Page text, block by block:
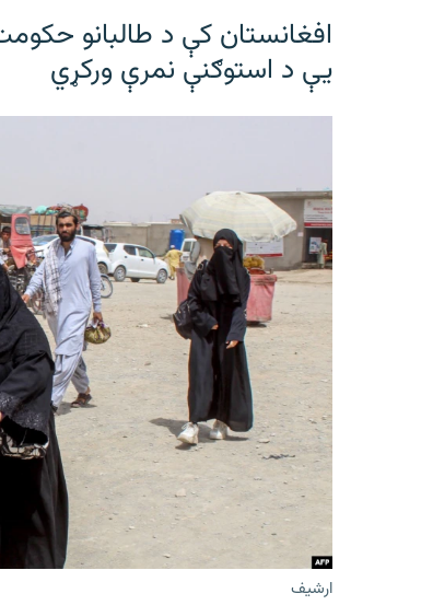
افغانستان کې د طالبانو
یې د استوګنې نمرې ورکړي
ارشیف